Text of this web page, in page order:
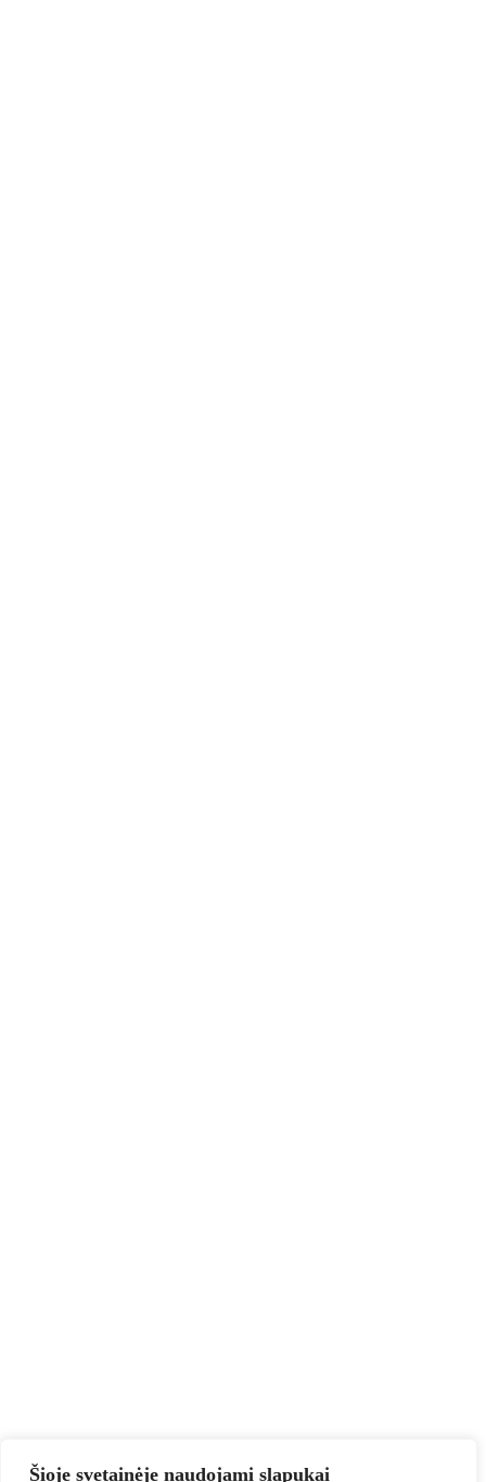
Šioje svetainėje naudojami slapukai